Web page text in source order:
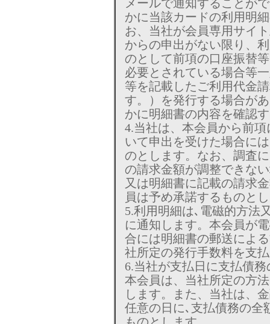
メールで通知することが
かに当該カードの利用明
お、当社が会員専用サイ
からの申出がない限り、
のとして前項の口座振替
必要とされている場合等
等を記載したご利用代金
す。）を発行する場合が
かに明細書の内容を確認
4.当社は、本会員から前
いて申出を受けた場合に
のとします。なお、調査
の請求金額が調整できな
又は明細書に記載の請求
員は予め承諾するものと
5.利用明細は､電磁的方法
に通知します。本会員が
合には明細書の郵送によ
社所定の発行手数料を支
6.当社が支払日に支払債
本会員は、当社所定の方
します。また、当社は、
任意の日に､支払債務の全